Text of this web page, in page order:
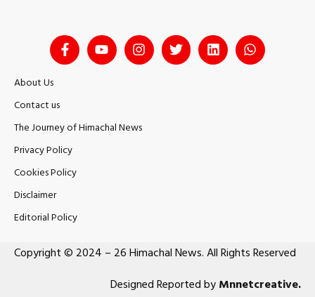
About Us
Contact us
The Journey of Himachal News
Privacy Policy
Cookies Policy
Disclaimer
Editorial Policy
Copyright © 2024 – 26 Himachal News. All Rights Reserved
Designed Reported byMnnetcreative.